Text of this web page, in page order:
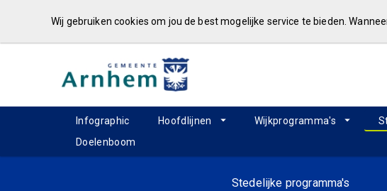
Wij gebruiken cookies om jou de best mogelijke service te bieden.
Infographic Hoofdlijnen Wijkprogramma's
Doelenboom
Stedelijke programma's